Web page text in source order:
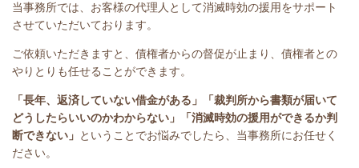
当事務所では、お客様の代理人として消滅時効の援用をサポート
させていただいております。
ご依頼いただきますと、債権者からの督促が止まり、債権者との
やりとりも任せることができます。
「長年、返済していない借金がある」
「裁判所から書類が届いて
どうしたらいいのかわからない」「消滅時効の援用ができるか判
断できない」 ということでお悩みでしたら、当事務所にお任せく
ださい。